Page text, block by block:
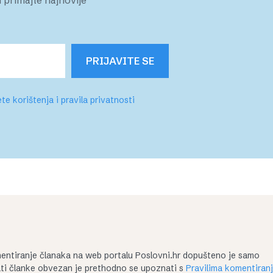
PRIJAVITE SE
korištenja i pravila privatnosti
članaka na web portalu Poslovni.hr dopušteno je samo
članke obvezan je prethodno se upoznati s Pravilima